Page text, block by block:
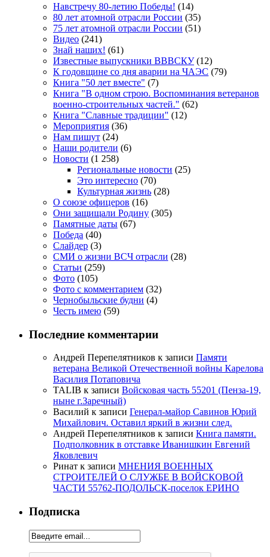
Навстречу 80-летию Победы! (14)
80 лет атомной отрасли России (35)
75 лет атомной отрасли России (51)
Видео (241)
Знай наших! (61)
Известные выпускники ВВВСКУ(12)
К годовщине со дня аварии на ЧАЭС (79)
Книга "50 лет вместе" (7)
Книга "В одном строю. Воспоминания ветеранов
военно-строительных частей." (62)
Книга "Славные традиции" (12)
Мероприятия (36)
Нам пишут (24)
Наши родители (6)
Новости (1 258)
Региональные новости (25)
Это интересно (70)
Культурная жизнь (28)
О союзе офицеров (16)
Они защищали Родину (305)
Памятные даты (67)
Победа (40)
Слайдер (3)
СМИ о жизни ВСЧ отрасли (28)
Статьи (259)
Фото (105)
Фото с комментарием (32)
Чернобыльские будни (4)
Честь имею (59)
Последние комментарии
Андрей Перепелятников к записи Памяти
ветерана Великой Отечественной войны Карелова
Василия Потаповича
TALIB к записи Войсковая часть 55201 (Пенза-19,
ныне г.Заречный)
Василий к записи Генерал-майор Савинов Юрий
Михайлович. Оставил яркий в жизни след.
Андрей Перепелятников к записи Книга памяти.
Подполковник в отставке Иванишкин Евгений
Яковлевич
Ринат к записи МНЕНИЯ ВОЕННЫХ
СТРОИТЕЛЕЙ О СЛУЖБЕ В ВОЙСКОВОЙ
ЧАСТИ 55762-ПОДОЛЬСК-поселок ЕРИНО
Подписка